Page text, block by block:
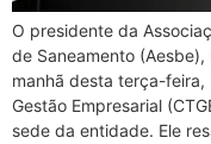
O presidente da
de Saneamento
manhã desta terça-
Gestão Empresarial
sede da entidade. Ele